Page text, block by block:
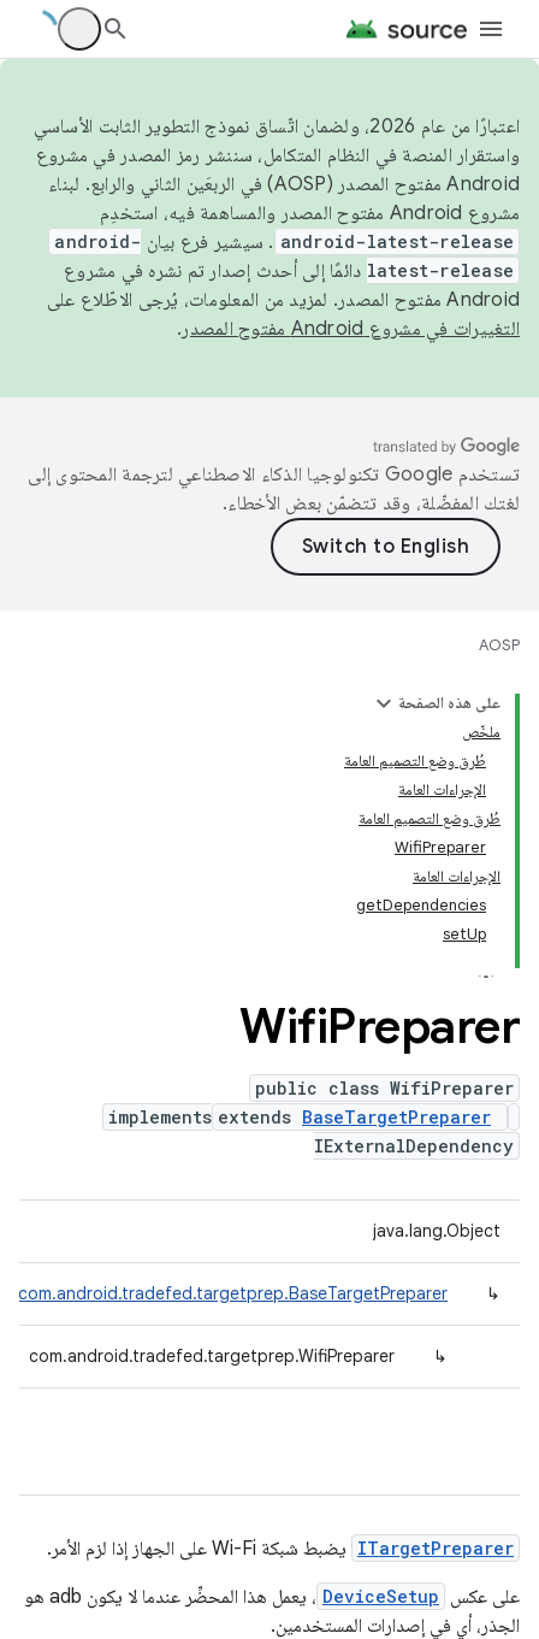
اعتبارًا من عام 2026، ولضمان اتّساق نموذج التطوير الثابت الأساسي
واستقرار المنصة في النظام المتكامل، سننشر رمز المصدر في مشروع
Android مفتوح المصدر (AOSP) في الربعَين الثاني والرابع. لبناء
مشروع Android مفتوح المصدر والمساهمة فيه، استخدِم
android-latest-release . سيشير فرع بيان android-
latest-release دائمًا إلى أحدث إصدار تم نشره في مشروع
Android مفتوح المصدر. لمزيد من المعلومات، يُرجى الاطّلاع على
التغييرات في مشروع Android مفتوح المصدر
.
تستخدم Google تكنولوجيا الذكاء الاصطناعي لترجمة المحتوى إلى
لغتك المفضّلة، وقد تتضمّن بعض الأخطاء.
AOSP
على هذه الصفحة
ملخّص
طُرق وضع التصميم العامة
الإجراءات العامة
طُرق وضع التصميم العامة
WifiPreparer
الإجراءات العامة
getDependencies
setUp
WifiPreparer
public class WifiPreparer
extends BaseTargetPreparer
implements
IExternalDependency
java.lang.Object
↳
com.android.tradefed.targetprep.BaseTargetPreparer
↳
com.android.tradefed.targetprep.WifiPreparer
ITargetPreparer يضبط شبكة Wi-Fi على الجهاز إذا لزم الأمر.
على عكس DeviceSetup
، يعمل هذا المحضِّر عندما لا يكون adb هو
الجذر، أي في إصدارات المستخدمين.